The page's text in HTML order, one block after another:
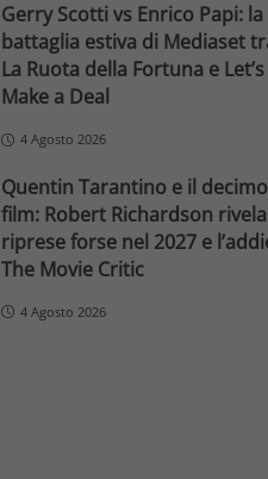
Gerry Scotti vs Enrico Papi: la
battaglia estiva di Mediaset
La Ruota della Fortuna e Let’s
Make a Deal
4 Agosto 2026
Quentin Tarantino e il decimo
film: Robert Richardson rivela
riprese forse nel 2027 e
The Movie Critic
4 Agosto 2026